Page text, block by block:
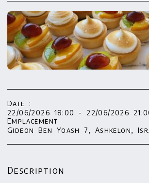
Date :
22/06/2026 18:00 - 22/06/2026
Emplacement
Gideon Ben Yoash 7, Ashkelon,
Description